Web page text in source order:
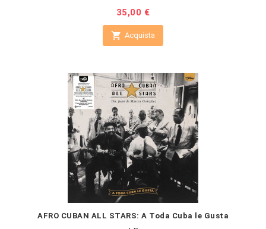
Prezzo
35,00 €
 Acquista
AFRO CUBAN ALL STARS: A Toda Cuba le Gusta